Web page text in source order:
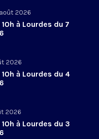
2026
à Lourdes du 7
2026
à Lourdes du 4
2026
à Lourdes du 3